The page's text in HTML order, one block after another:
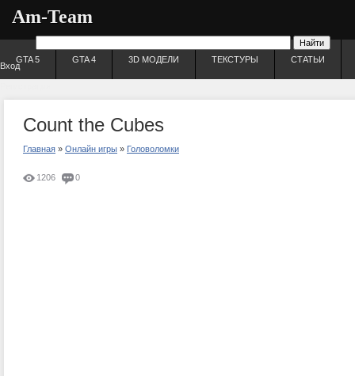
Am-Team
Вход
GTA 5 GTA 4 3D МОДЕЛИ ТЕКСТУРЫ СТАТЬИ
Count the Cubes
Главная » Онлайн игры » Головоломки
1206 0